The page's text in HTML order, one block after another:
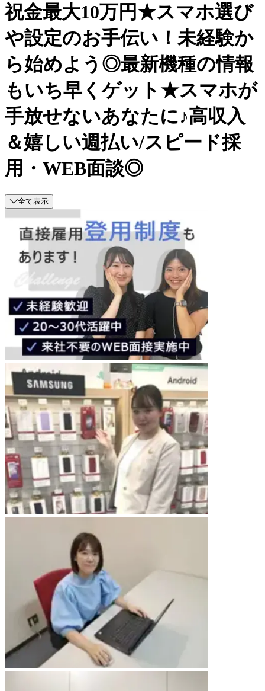
祝金最大10万円★スマホ選び
や設定のお手伝い！未経験か
ら始めよう◎最新機種の情報
もいち早くゲット★スマホが
手放せないあなたに♪高収入
＆嬉しい週払い/スピード採
用・WEB面談◎
全て表示